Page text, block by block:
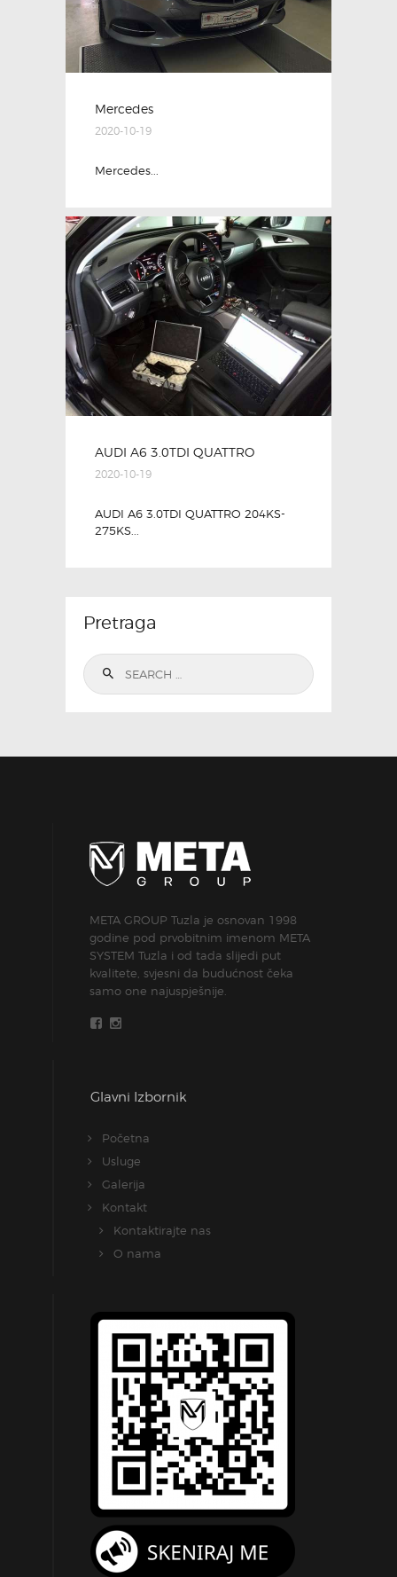
Mercedes
2020-10-19
Mercedes...
AUDI A6 3.0TDI QUATTRO
2020-10-19
AUDI A6 3.0TDI QUATTRO 204KS-
275KS...
Pretraga
Search
for:
META GROUP Tuzla je osnovan 1998
godine pod prvobitnim imenom META
SYSTEM Tuzla i od tada slijedi put
kvalitete, svjesni da budućnost čeka
samo one najuspješnije.
Glavni Izbornik
Početna
Usluge
Galerija
Kontakt
Kontaktirajte nas
O nama